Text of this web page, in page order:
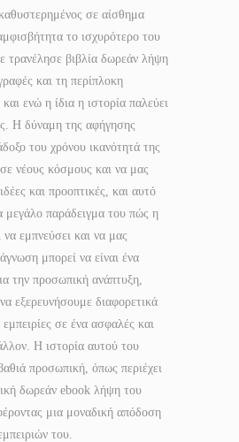
σε αίσθημα
το ισχυρότερο του
τρανέλησε βιβλία δωρεάν λήψη
και τη περίπλοκη
ενώ η ίδια η ιστορία παλεύει
Η δύναμη της αφήγησης
του χρόνου ικανότητά της
νέους κόσμους και να μας
και προοπτικές, και αυτό
μεγάλο παράδειγμα του πώς η
να εμπνεύσει και να μας
μπορεί να είναι ένα
την προσωπική ανάπτυξη,
εξερευνήσουμε διαφορετικά
σε ένα ασφαλές και
Η ιστορία αυτού του
προσωπική, όπως περιέχει
δωρεάν ebook λήψη του
μια μοναδική απόδοση
του.